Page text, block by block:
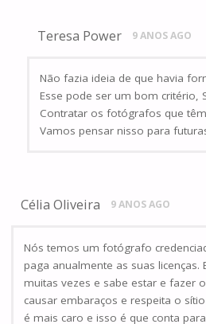
Teresa Power 9 ANOS AGO
Não fazia ideia de que havia
Esse pode ser um bom critério,
Contratar os fotógrafos que
Vamos pensar nisso para
Célia Oliveira 9 ANOS AGO
Nós temos um fotógrafo
paga anualmente as suas licenças.
muitas vezes e sabe estar e fazer
causar embaraços e respeita o
é mais caro e isso é que conta